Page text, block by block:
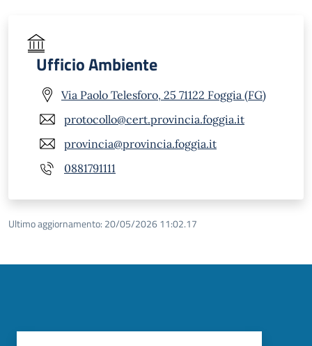
Ufficio Ambiente
Via Paolo Telesforo, 25 71122 Foggia (FG)
protocollo@cert.provincia.foggia.it
provincia@provincia.foggia.it
0881791111
Ultimo aggiornamento: 20/05/2026 11:02.17